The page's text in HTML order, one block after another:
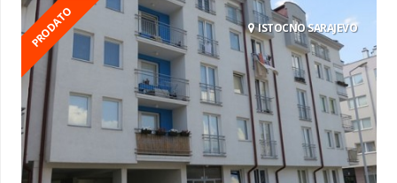
PRODATO ISTOCNO SARAJEVO